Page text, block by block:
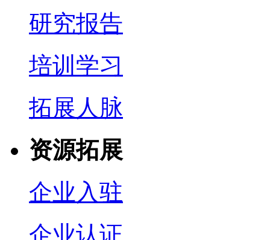
研究报告
培训学习
拓展人脉
资源拓展
企业入驻
企业认证